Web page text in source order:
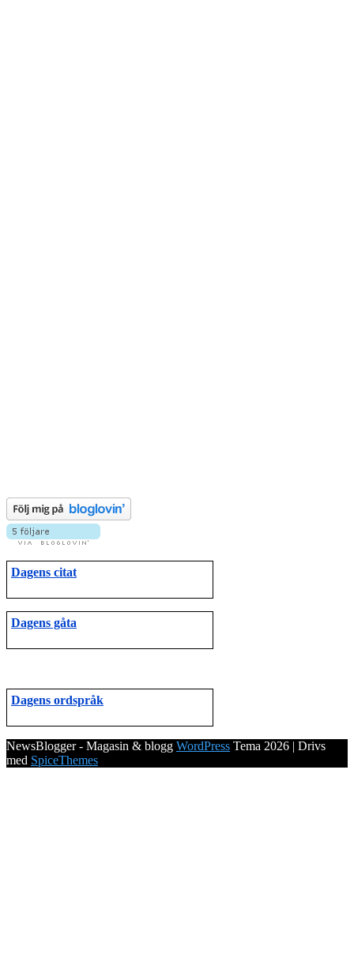
Dagens citat
Dagens gåta
Dagens ordspråk
NewsBlogger - Magasin & blogg WordPress Tema 2026 | Drivs
med SpiceThemes